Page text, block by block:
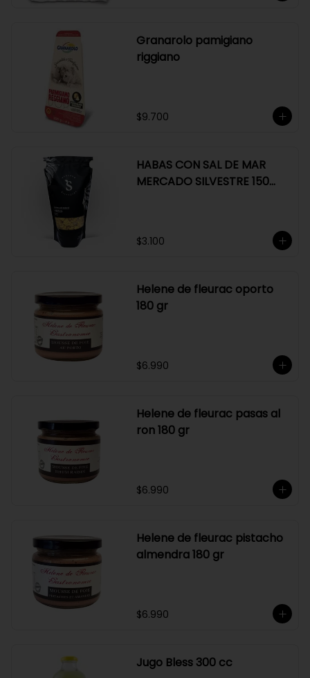
Granarolo pamigiano
riggiano
$9.700
HABAS CON SAL DE MAR
MERCADO SILVESTRE 150
$3.100
Helene de fleurac oporto
180 gr
$6.990
Helene de fleurac pasas al
ron 180 gr
$6.990
Helene de fleurac pistacho
almendra 180 gr
$6.990
Jugo Bless 300 cc